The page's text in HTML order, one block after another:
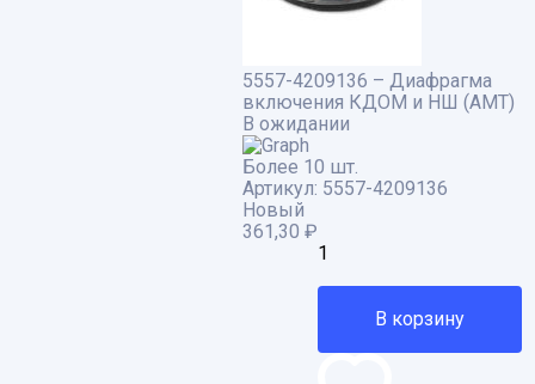
5557-4209136 – Диафрагма
включения КДОМ и НШ (АМТ)
В ожидании
Более 10 шт.
Артикул: 5557-4209136
Новый
361,30 ₽
В корзину